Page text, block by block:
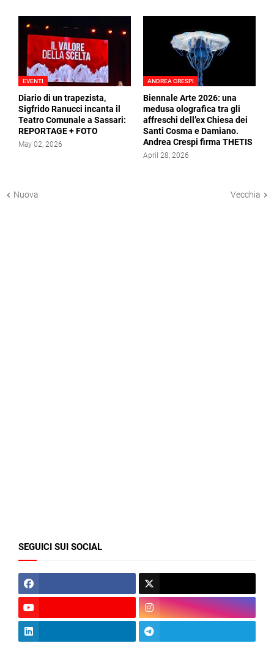
EVENTI
Diario di un trapezista,
Sigfrido Ranucci incanta il
Teatro Comunale a Sassari:
REPORTAGE + FOTO
May 02, 2026
ANDREA CRESPI
Biennale Arte 2026: una
medusa olografica tra gli
affreschi dell’ex Chiesa dei
Santi Cosma e Damiano.
Andrea Crespi firma THETIS
April 28, 2026
Nuova Vecchia
SEGUICI SUI SOCIAL